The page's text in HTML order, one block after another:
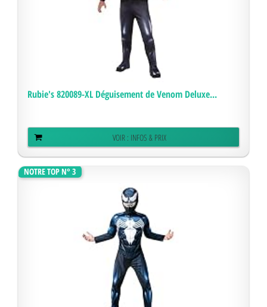
Rubie's 820089-XL Déguisement de Venom Deluxe...
VOIR : INFOS & PRIX
NOTRE TOP N° 3